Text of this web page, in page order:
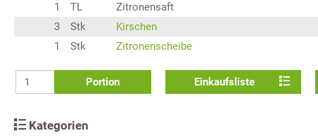
1
TL
Zitronensaft
3
Stk
Kirschen
1
Stk Zitronenscheibe
Portion Einkaufsliste
Kategorien